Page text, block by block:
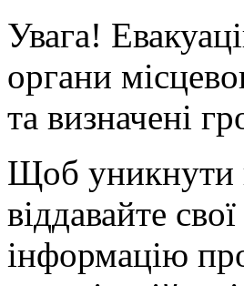
Увага!
органи
та визначені
Щоб уникнути
віддавайте
інформацію